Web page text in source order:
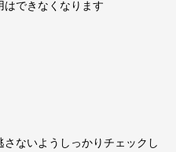
はできなくなります
ないようしっかりチェックし